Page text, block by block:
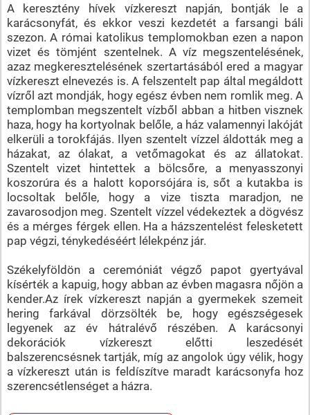
A keresztény hívek vízkereszt napján, bontják le a
karácsonyfát, és ekkor veszi kezdetét a farsangi báli
szezon. A római katolikus templomokban ezen a napon
vizet és tömjént szentelnek. A víz megszentelésének,
azaz megkeresztelésének szertartásából ered a magyar
vízkereszt elnevezés is. A felszentelt pap által megáldott
vízről azt mondják, hogy egész évben nem romlik meg. A
templomban megszentelt vízből abban a hitben visznek
haza, hogy ha kortyolnak belőle, a ház valamennyi lakóját
elkerüli a torokfájás. Ilyen szentelt vízzel áldották meg a
házakat, az ólakat, a vetőmagokat és az állatokat.
Szentelt vizet hintettek a bölcsőre, a menyasszonyi
koszorúra és a halott koporsójára is, sőt a kutakba is
locsoltak belőle, hogy a vize tiszta maradjon, ne
zavarosodjon meg. Szentelt vízzel védekeztek a dögvész
és a mérges férgek ellen. Ha a házszentelést felesketett
pap végzi, ténykedéséért lélekpénz jár.
Székelyföldön a ceremóniát végző papot gyertyával
kísérték a kapuig, hogy abban az évben magasra nőjön a
kender.Az írek vízkereszt napján a gyermekek szemeit
hering farkával dörzsölték be, hogy egészségesek
legyenek az év hátralévő részében. A karácsonyi
dekorációk vízkereszt előtti leszedését
balszerencsésnek tartják, míg az angolok úgy vélik, hogy
a vízkereszt után is feldíszítve maradt karácsonyfa hoz
szerencsétlenséget a házra.